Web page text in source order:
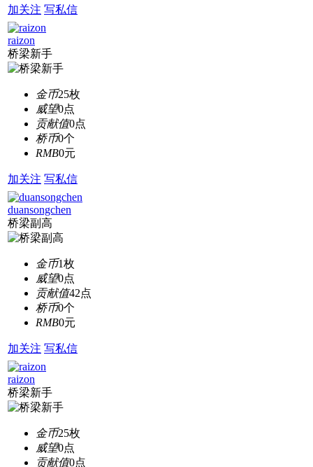
加关注 写私信
raizon
桥梁新手
金币25枚
威望0点
贡献值0点
桥币0个
RMB0元
加关注 写私信
duansongchen
桥梁副高
金币1枚
威望0点
贡献值42点
桥币0个
RMB0元
加关注 写私信
raizon
桥梁新手
金币25枚
威望0点
贡献值0点